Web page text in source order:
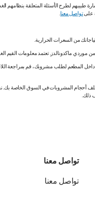
لطرح الأسئلة المتعلقة بنظامهم
علىتواصل معنا.
موردي ماكدونالدز. تعتمد معلومات القيم
داخل المطعم لطلب مشروبك، قم بمراجعة
تختلف أحجام المشروبات في السوق
تواصل معنا
تواصل معنا